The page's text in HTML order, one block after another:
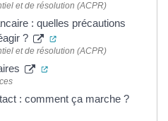
et de résolution (ACPR)
: quelles précautions
?
(ouverture dans un
et de résolution (ACPR)
(ouverture dans un
: comment ça marche ?
nouvel onglet)